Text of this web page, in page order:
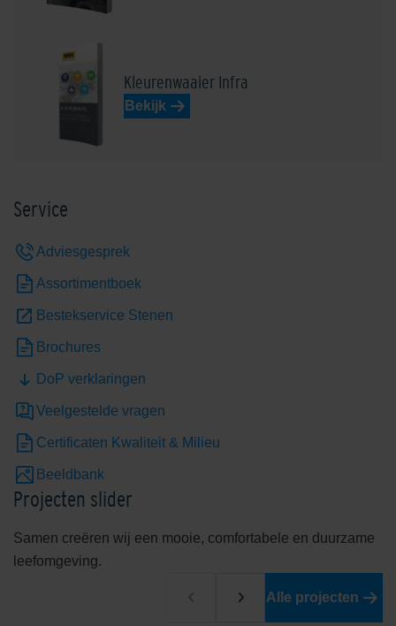
Edeldonkerbruin
Edelrood
Kleurenwaaier Infra
Bekijk
Service
Adviesgesprek
Assortimentboek
Bestekservice Stenen
Brochures
DoP verklaringen
Veelgestelde vragen
Certificaten Kwaliteit & Milieu
Beeldbank
Projecten slider
Samen creëren wij een mooie, comfortabele en duurzame
leefomgeving.
Alle projecten